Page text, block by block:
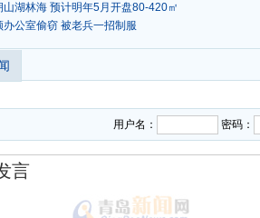
湖林海 预计明年5月开盘80-420㎡
公室偷窃 被老兵一招制服
用户名： 密码：